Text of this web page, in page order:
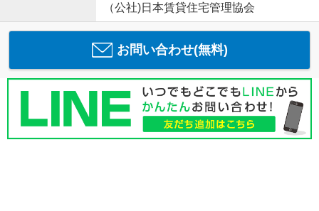
（公社)日本賃貸住宅管理協会
お問い合わせ(無料)